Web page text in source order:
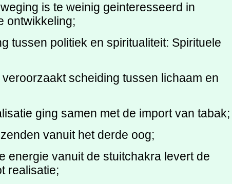
is te weinig geinteresseerd in
ontwikkeling;
tussen politiek en spiritualiteit: Spirituele
scheiding tussen lichaam en
ging samen met de import van tabak;
vanuit het derde oog;
energie vanuit de stuitchakra levert de
realisatie;